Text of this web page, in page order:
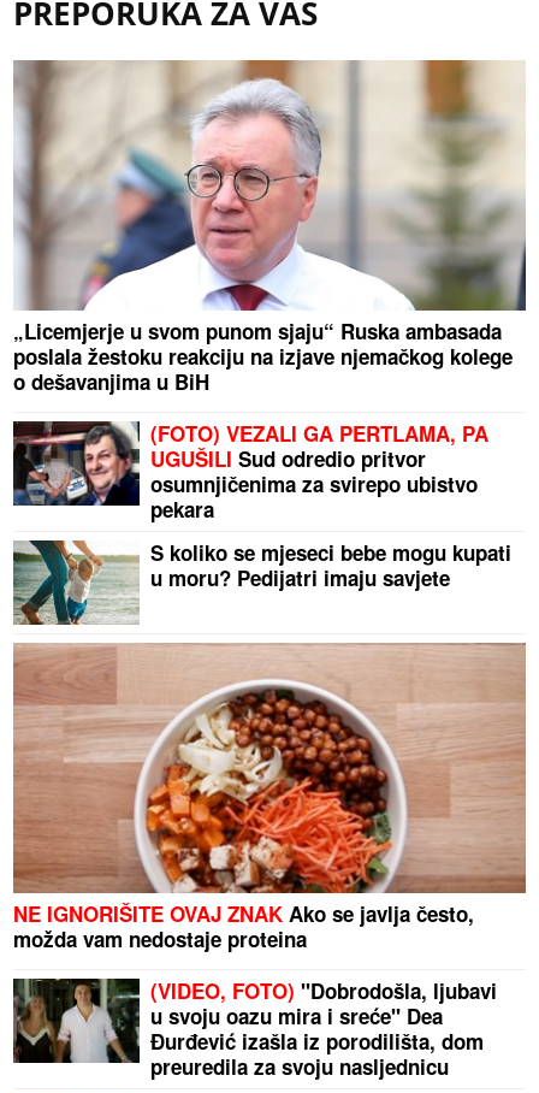
PREPORUKA ZA VAS
„Licemjerje u svom punom sjaju“ Ruska ambasada
poslala žestoku reakciju na izjave njemačkog kolege
o dešavanjima u BiH
(FOTO) VEZALI GA PERTLAMA, PA
UGUŠILI Sud odredio pritvor
osumnjičenima za svirepo ubistvo
pekara
S koliko se mjeseci bebe mogu kupati
u moru? Pedijatri imaju savjete
NE IGNORIŠITE OVAJ ZNAK Ako se javlja često,
možda vam nedostaje proteina
(VIDEO, FOTO) "Dobrodošla, ljubavi
u svoju oazu mira i sreće" Dea
Đurđević izašla iz porodilišta, dom
preuredila za svoju nasljednicu